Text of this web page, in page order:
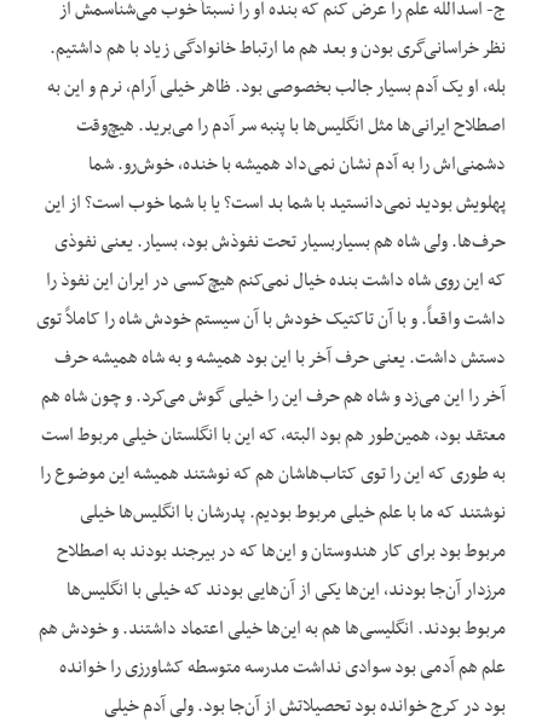
ج- اسدالله علم را عرض کنم که بنده او را نسبتاً خوب می‌شناسمش از
نظر خراسانی‌گری بودن و بعد هم ما ارتباط خانوادگی زیاد با هم داشتیم.
بله، او یک آدم بسیار جالب بخصوصی بود. ظاهر خیلی آرام، نرم و این به
اصطلاح ایرانی‌ها مثل انگلیس‌ها با پنبه سر آدم را می‌برید. هیچ‌وقت
دشمنی‌اش را به آدم نشان نمی‌داد همیشه با خنده، خوش‌رو. شما
پهلویش بودید نمی‌دانستید با شما بد است؟ یا با شما خوب است؟ از این
حرف‌ها. ولی شاه هم بسیاربسیار تحت نفوذش بود، بسیار. یعنی نفوذی
که این روی شاه داشت بنده خیال نمی‌کنم هیچ‌کسی در ایران این نفوذ را
داشت واقعاً. و با آن تاکتیک خودش با آن سیستم خودش شاه را کاملاً توی
دستش داشت. یعنی حرف آخر با این بود همیشه و به شاه همیشه حرف
آخر را این می‌زد و شاه هم حرف این را خیلی گوش می‌کرد. و چون شاه هم
معتقد بود، همین‌طور هم بود البته، که این با انگلستان خیلی مربوط است
به طوری که این را توی کتاب‌هاشان هم که نوشتند همیشه این موضوع را
نوشتند که ما با علم خیلی مربوط بودیم. پدرشان با انگلیس‌ها خیلی
مربوط بود برای کار هندوستان و این‌ها که در بیرجند بودند به اصطلاح
مرزدار آن‌جا بودند، این‌ها یکی از آن‌هایی بودند که خیلی با انگلیس‌ها
مربوط بودند. انگلیسی‌ها هم به این‌ها خیلی اعتماد داشتند. و خودش هم
علم هم آدمی بود سوادی نداشت مدرسه متوسطه کشاورزی را خوانده
بود در کرج خوانده بود تحصیلاتش از آن‌جا بود. ولی آدم خیلی